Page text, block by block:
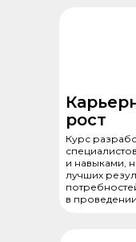
рост
Курс
и навыками,
лучших
в